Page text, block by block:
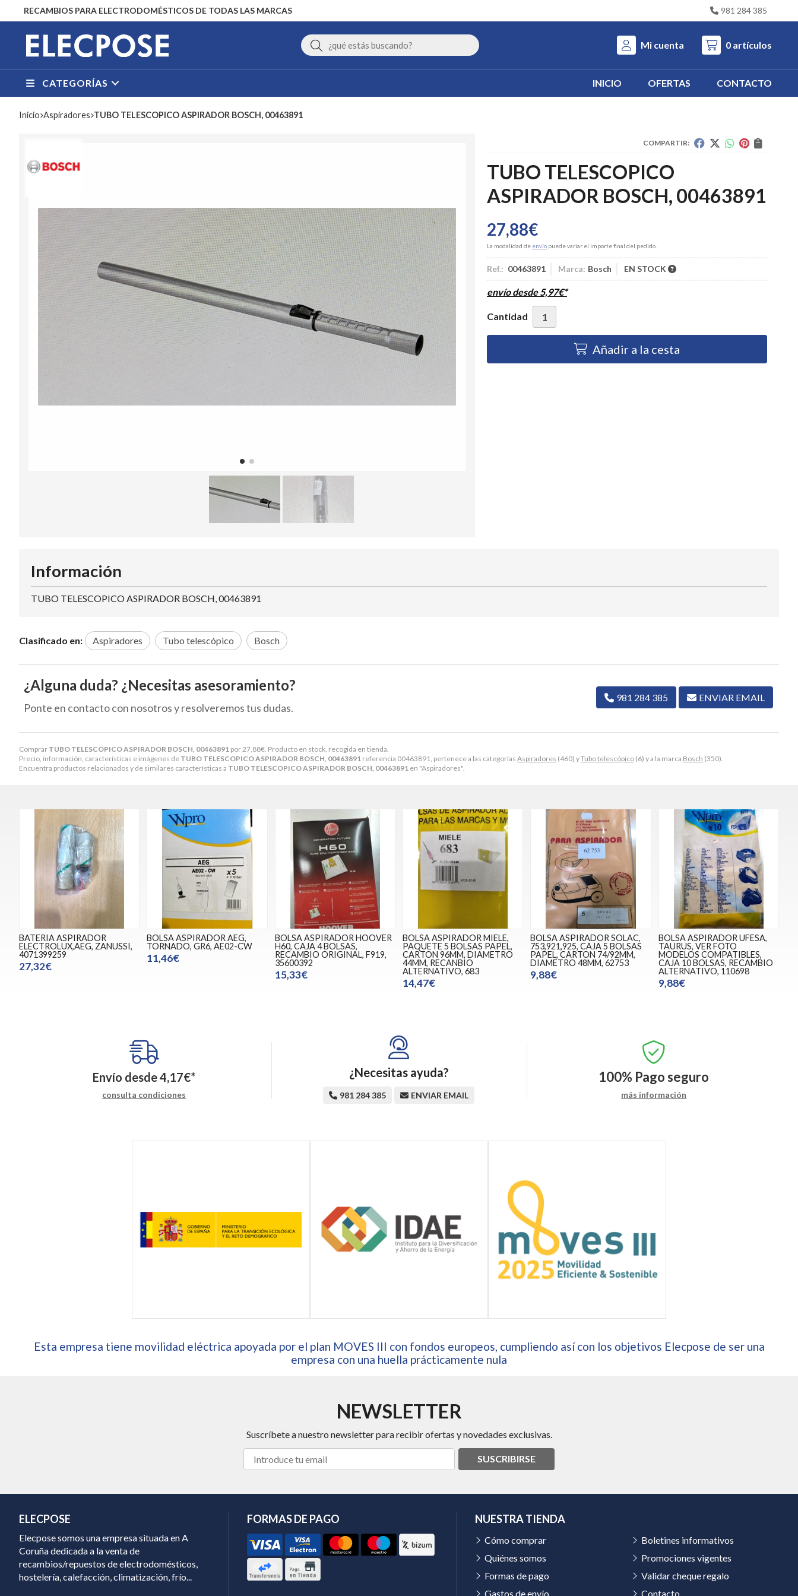
RECAMBIOS PARA ELECTRODOMÉSTICOS DE TODAS LAS MARCAS 981 284 385
Buscar Mi cuenta 0 artículos
CATEGORÍAS INICIO OFERTAS CONTACTO
Inicio aspiradores TUBO TELESCOPICO ASPIRADOR BOSCH, 00463891
COMPARTIR:
TUBO TELESCOPICO
ASPIRADOR BOSCH, 00463891
27,88€
La modalidad de envío puede variar el importe final del pedido.
Ref.: 00463891 Marca: Bosch EN STOCK
envío desde 5,97€*
Cantidad
Añadir a la cesta
Comprar TUBO TELESCOPICO ASPIRADOR BOSCH, 00463891 por 27,88€ . Producto en stock, recogida en tienda.
Precio, información, características e imágenes de TUBO TELESCOPICO ASPIRADOR BOSCH, 00463891 referencia 00463891, pertenece a las categorías Aspiradores (460) yTubo telescópico (6) y a la marca Bosch (350).
Encuentra productos relacionados y de similares características a TUBO TELESCOPICO ASPIRADOR BOSCH, 00463891 en "Aspiradores".
Información
TUBO TELESCOPICO ASPIRADOR BOSCH, 00463891
Clasificado en: Aspiradores Tubo telescópico Bosch
¿Alguna duda? ¿Necesitas asesoramiento?
Ponte en contacto con nosotros y resolveremos tus dudas.
981 284 385 ENVIAR EMAIL
BATERIA ASPIRADOR
ELECTROLUX,AEG, ZANUSSI,
4071399259
27,32€
BOLSA ASPIRADOR AEG,
TORNADO, GR6, AE02-CW
11,46€
BOLSA ASPIRADOR HOOVER
H60, CAJA 4 BOLSAS,
RECAMBIO ORIGINAL, F919,
35600392
15,33€
BOLSA ASPIRADOR MIELE,
PAQUETE 5 BOLSAS PAPEL,
CARTON 96MM, DIAMETRO
44MM, RECANBIO
ALTERNATIVO, 683
14,47€
BOLSA ASPIRADOR SOLAC,
753,921,925, CAJA 5 BOLSAS
PAPEL, CARTON 74/92MM,
DIAMETRO 48MM, 62753
9,88€
BOLSA ASPIRADOR UFESA,
TAURUS, VER FOTO
MODELOS COMPATIBLES,
CAJA 10 BOLSAS, RECAMBIO
ALTERNATIVO, 110698
9,88€
Envío desde4,17€*
consulta condiciones
¿Necesitas ayuda?
981 284 385 ENVIAR EMAIL
100% Pago seguro
más información
Esta empresa tiene movilidad eléctrica apoyada por el plan MOVES III con fondos europeos, cumpliendo así con los objetivos Elecpose de ser una
empresa con una huella prácticamente nula
NEWSLETTER
Suscríbete a nuestro newsletter para recibir ofertas y novedades exclusivas.
SUSCRIBIRSE
ELECPOSE
Elecpose somos una empresa situada en A
Coruña dedicada a la venta de
recambios/repuestos de electrodomésticos,
hostelería, calefacción, climatización, frío...
FORMAS DE PAGO NUESTRA TIENDA
Cómo comprar
Quiénes somos
Formas de pago
Gastos de envío
Boletines informativos
Promociones vigentes
Validar cheque regalo
Contacto